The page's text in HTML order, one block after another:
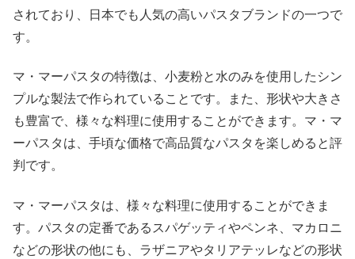
されており、日本でも人気の高いパスタブランドの一つで
す。
マ・マーパスタの特徴は、小麦粉と水のみを使用したシン
プルな製法で作られていることです。また、形状や大きさ
も豊富で、様々な料理に使用することができます。マ・マ
ーパスタは、手頃な価格で高品質なパスタを楽しめると評
判です。
マ・マーパスタは、様々な料理に使用することができま
す。パスタの定番であるスパゲッティやペンネ、マカロニ
などの形状の他にも、ラザニアやタリアテッレなどの形状